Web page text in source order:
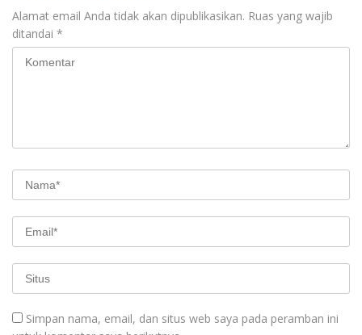
Alamat email Anda tidak akan dipublikasikan. Ruas yang wajib
ditandai *
Simpan nama, email, dan situs web saya pada peramban ini